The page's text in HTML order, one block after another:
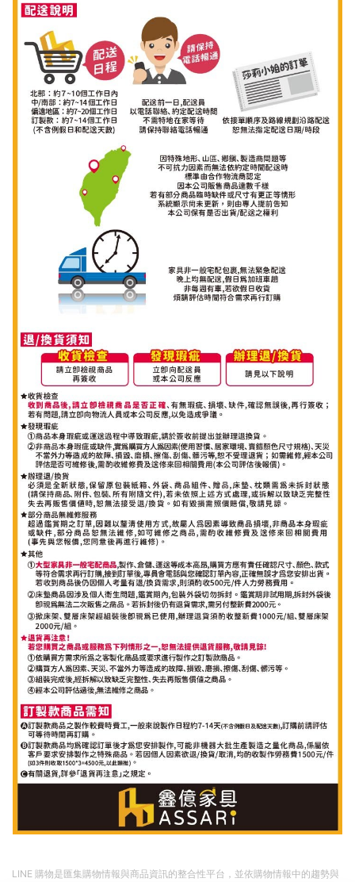
LINE 購物是匯集購物情報與商品資訊的整合性平台，並依購物情報中的趨勢與